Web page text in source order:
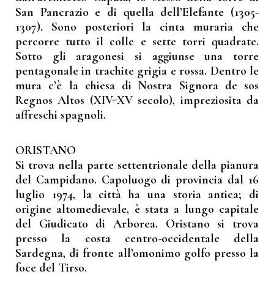
San Pancrazio e di quella dell’Elefante (1305-
1307). Sono posteriori la cinta muraria che
percorre tutto il colle e sette torri quadrate.
Sotto gli aragonesi si aggiunse una torre
pentagonale in trachite grigia e rossa. Dentro le
mura c’è la chiesa di Nostra Signora de sos
Regnos Altos (XIV-XV secolo), impreziosita da
affreschi spagnoli.
ORISTANO
Si trova nella parte settentrionale della pianura
del Campidano. Capoluogo di provincia dal 16
luglio 1974, la città ha una storia antica; di
origine altomedievale, è stata a lungo capitale
del Giudicato di Arborea. Oristano si trova
presso la costa centro-occidentale della
Sardegna, di fronte all’omonimo golfo presso la
foce del Tirso.